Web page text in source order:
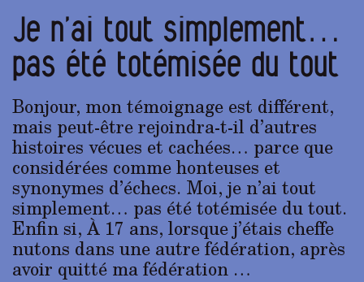
Je n’ai tout simplement…
pas été totémisée du tout
Bonjour, mon témoignage est différent,
mais peut-être rejoindra-t-il d’autres
histoires vécues et cachées… parce que
considérées comme honteuses et
synonymes d’échecs. Moi, je n’ai tout
simplement… pas été totémisée du tout.
Enfin si, À 17 ans, lorsque j’étais cheffe
nutons dans une autre fédération, après
avoir quitté ma fédération …